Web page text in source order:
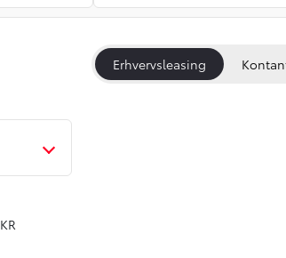
Erhvervsleasing
KR